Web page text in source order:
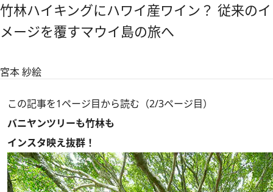
竹林ハイキングにハワイ産ワイン？ 従来のイ
メージを覆すマウイ島の旅へ
宮本 紗絵
この記事を1ページ目から読む（2/3ページ目）
バニヤンツリーも竹林も
インスタ映え抜群！